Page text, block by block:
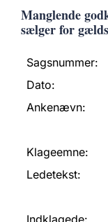
Manglende
sælger for
Sagsnummer:
Dato:
Ankenævn:
Klageemne:
Ledetekst:
Indklagede: